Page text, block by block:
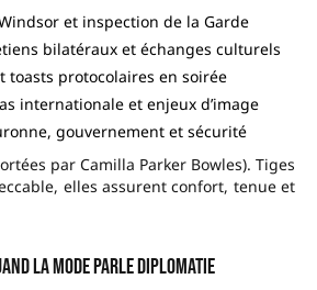
et inspection de la Garde
bilatéraux et échanges culturels
toasts protocolaires en soirée
internationale et enjeux d’image
gouvernement et sécurité
par Camilla Parker Bowles). Tiges
elles assurent confort, tenue et
la mode parle diplomatie